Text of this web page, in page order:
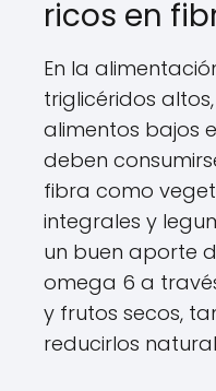
ricos en
En la
triglicéridos
alimentos bajos
deben
fibra como
integrales y
un buen aporte
omega 6 a
y frutos secos,
reducirlos